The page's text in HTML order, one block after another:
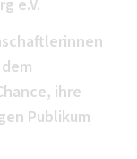
e.V.
ihre
Publikum